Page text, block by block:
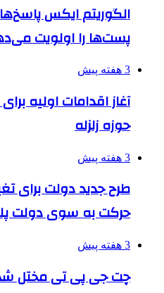
الگوریتم ایکس
پست‌ها را اولویت
3 هفته پیش
آغاز اقدامات اولیه
حوزه زلزله
3 هفته پیش
طرح جدید دولت برای
حرکت به سوی دولت
3 هفته پیش
چت جی پی تی مختل